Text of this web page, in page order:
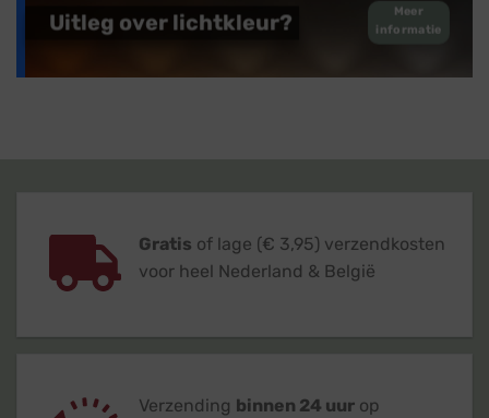
Uitleg over lichtkleur?
Meer
informatie
Gratis of lage (€ 3,95) verzendkosten
voor heel Nederland & België
Verzending binnen 24 uur op